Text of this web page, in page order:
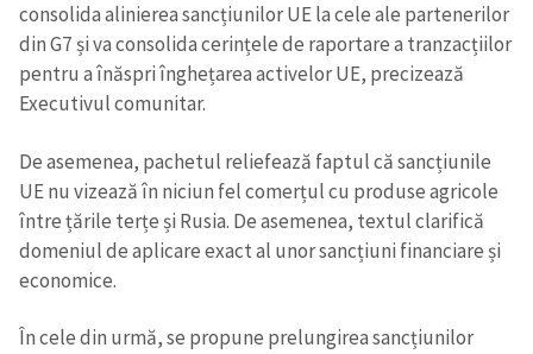
consolida alinierea sancțiunilor UE la cele ale partenerilor
din G7 și va consolida cerințele de raportare a tranzacțiilor
pentru a înăspri înghețarea activelor UE, precizează
Executivul comunitar.
De asemenea, pachetul reliefează faptul că sancțiunile
UE nu vizează în niciun fel comerțul cu produse agricole
între țările terțe și Rusia. De asemenea, textul clarifică
domeniul de aplicare exact al unor sancțiuni financiare și
economice.
În cele din urmă, se propune prelungirea sancțiunilor